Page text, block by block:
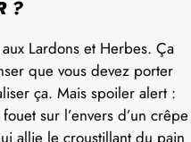
?
Lardons et Herbes. Ça
que vous devez porter
ça. Mais spoiler alert :
sur l’envers d’un crêpe
allie le croustillant du pain